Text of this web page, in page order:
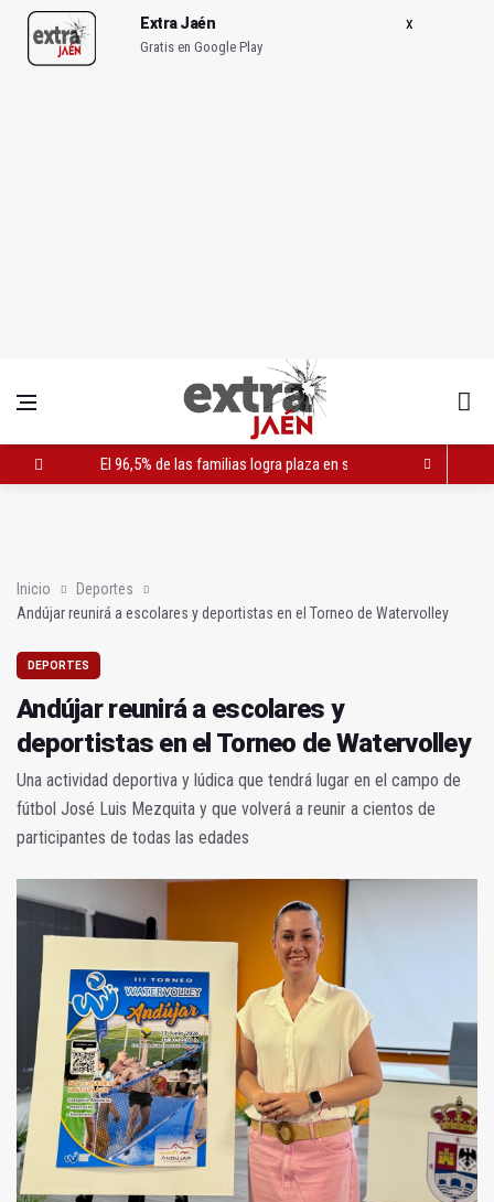
Extra Jaén
Gratis en Google Play
El 96,5% de las familias logra plaza en su centro elegido en
Andújar reunirá a escolares y deportistas en el Torneo de
Inicio
Deportes
Andújar reunirá a escolares y deportistas en el Torneo de Watervolley
DEPORTES
Andújar reunirá a escolares y
deportistas en el Torneo de Watervolley
Una actividad deportiva y lúdica que tendrá lugar en el campo de
fútbol José Luis Mezquita y que volverá a reunir a cientos de
participantes de todas las edades